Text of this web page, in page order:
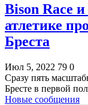
Bison Race
атлетике
Бреста
Июл 5, 2022 79 0
Сразу пять
Бресте в первой
Новые сообщения